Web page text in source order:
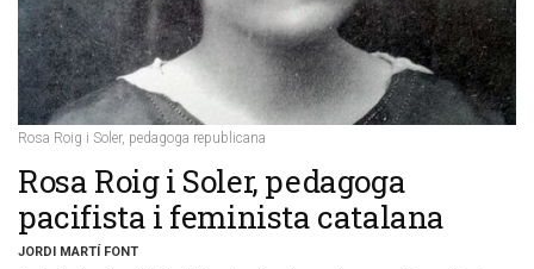
Rosa Roig i Soler, pedagoga republicana
Rosa Roig i Soler, pedagoga
pacifista i feminista catalana
JORDI MARTÍ FONT